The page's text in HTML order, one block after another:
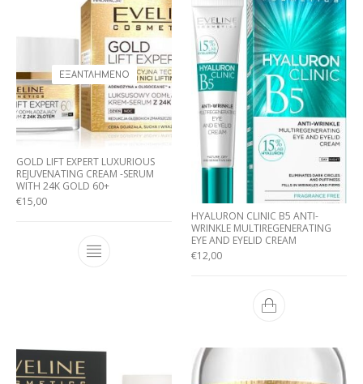
ΕΞΑΝΤΛΗΜΈΝΟ
GOLD LIFT EXPERT LUXURIOUS
REJUVENATING CREAM -SERUM
WITH 24K GOLD 60+
€15,00
HYALURON CLINIC B5 ANTI-
WRINKLE MULTIREGENERATING
EYE AND EYELID CREAM
€12,00